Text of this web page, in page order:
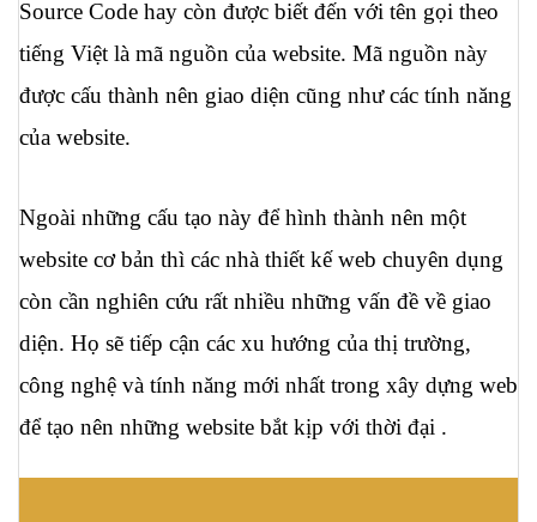
Source Code hay còn được biết đến với tên gọi theo
tiếng Việt là mã nguồn của website. Mã nguồn này
được cấu thành nên giao diện cũng như các tính năng
của website.
Ngoài những cấu tạo này để hình thành nên một
website cơ bản thì các nhà thiết kế web chuyên dụng
còn cần nghiên cứu rất nhiều những vấn đề về giao
diện. Họ sẽ tiếp cận các xu hướng của thị trường,
công nghệ và tính năng mới nhất trong xây dựng web
để tạo nên những website bắt kịp với thời đại .